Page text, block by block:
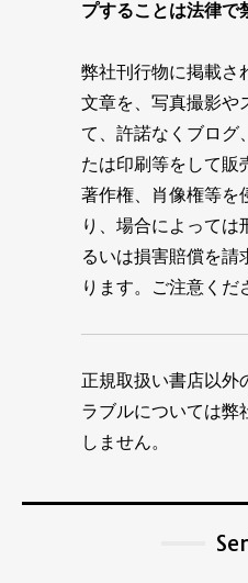
プすることは法律で
弊社刊行物に掲載さ
文章を、写真撮影や
て、許諾なくブログ
たは印刷等をして販
著作権、肖像権等を
り、場合によっては
るいは損害賠償を請
ります。ご注意くだ
正規取扱い書店以外
ラブルについては弊
しません。